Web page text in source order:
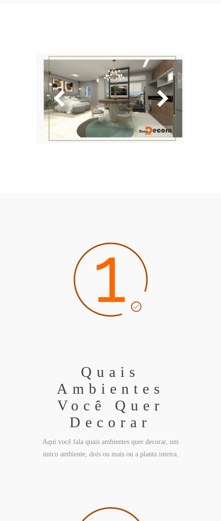
Quais
Ambientes
Você Quer
Decorar
Aqui você fala quais ambientes quer decorar, um
único ambiente, dois ou mais ou a planta inteira.